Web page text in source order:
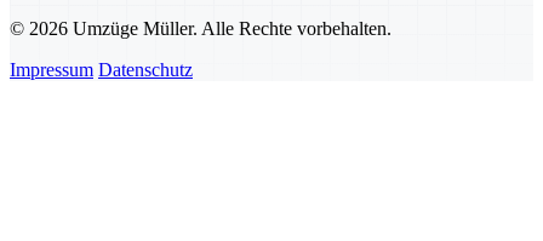
© 2026 Umzüge Müller. Alle Rechte vorbehalten.
Impressum Datenschutz